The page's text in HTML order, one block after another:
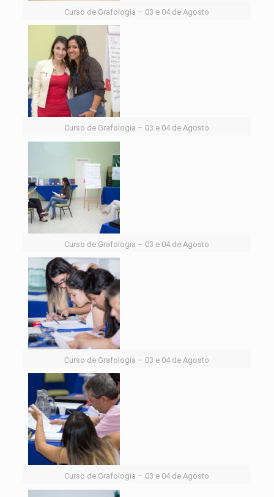
Curso de Grafologia – 03 e 04 de Agosto
Curso de Grafologia – 03 e 04 de Agosto
Curso de Grafologia – 03 e 04 de Agosto
Curso de Grafologia – 03 e 04 de Agosto
Curso de Grafologia – 03 e 04 de Agosto